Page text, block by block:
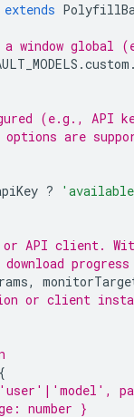
extends
global
.custom
(e.g., API
options are
?
API client.
,
or client
{
number }